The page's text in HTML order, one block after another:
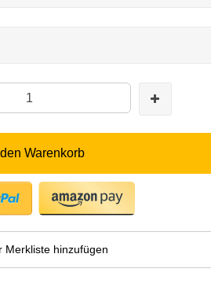
den Warenkorb
Merkliste hinzufügen